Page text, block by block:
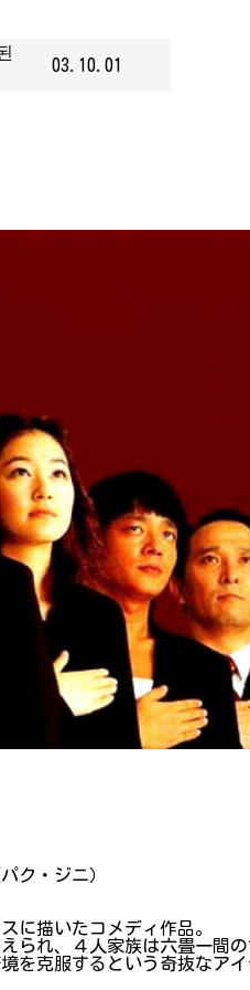
03.10.01
ク・ジニ）
に描いたコメディ作品。
えられ、４人家族は六畳
克服するという奇抜なアイ